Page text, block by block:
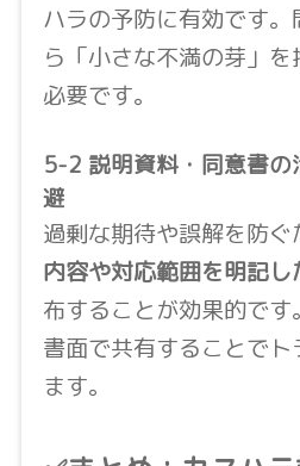
ハラの予防に有効です
ら「小さな不満の芽」
必要です。
5-2 説明資料・同意書の
避
過剰な期待や誤解を防ぐ
内容や対応範囲を明記し
布することが効果的です
書面で共有することで
ます。